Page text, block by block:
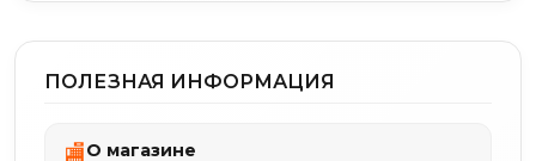
ПОЛЕЗНАЯ ИНФОРМАЦИЯ
🏬О магазине